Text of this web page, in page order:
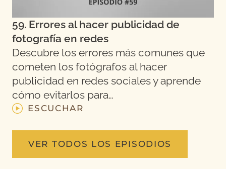
59. Errores al hacer publicidad de
fotografía en redes
Descubre los errores más comunes que
cometen los fotógrafos al hacer
publicidad en redes sociales y aprende
cómo evitarlos para…
ESCUCHAR
VER TODOS LOS EPISODIOS